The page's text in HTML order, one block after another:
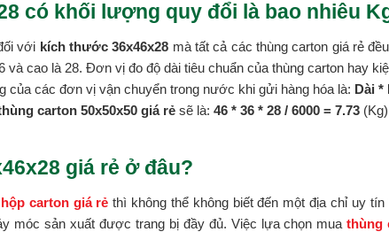
có khối lượng quy đổi là bao nhiêu
với kích thước 36x46x28 mà tất cả các thùng carton giá rẻ
và cao là 28. Đơn vị đo độ dài tiêu chuẩn của thùng carton hay
của các đơn vị vận chuyển trong nước khi gửi hàng hóa là: Dài *
carton 50x50x50 giá rẻ sẽ là: 46 * 36 * 28 / 6000 = 7.73 (Kg)
giá rẻ ở đâu?
hộp carton giá rẻ thì không thể không biết đến một địa chỉ uy tín
móc sản xuất được trang bị đầy đủ. Việc lựa chọn muathùng